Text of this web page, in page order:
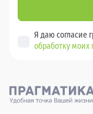
Я даю согласие
обработку моих